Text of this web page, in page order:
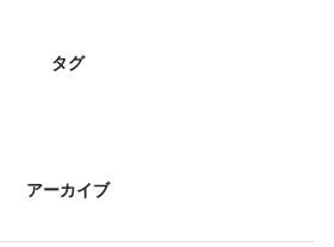
タグ
アーカイブ